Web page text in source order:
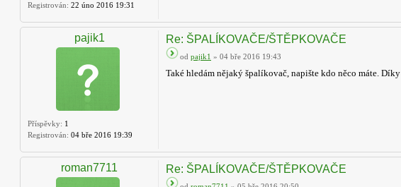
Registrován: 22 úno 2016 19:31
pajik1
Příspěvky: 1
Registrován: 04 bře 2016 19:39
Re: ŠPALÍKOVAČE/ŠTĚPKOVAČE
od pajik1 » 04 bře 2016 19:43
Také hledám nějaký špalíkovač, napište kdo něco máte. Díky
roman7711 Re: ŠPALÍKOVAČE/ŠTĚPKOVAČE